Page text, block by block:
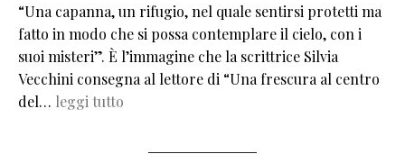
“Una capanna, un rifugio, nel quale sentirsi protetti ma
fatto in modo che si possa contemplare il cielo, con i
suoi misteri”. È l’immagine che la scrittrice Silvia
Vecchini consegna al lettore di “Una frescura al centro
del… leggi tutto